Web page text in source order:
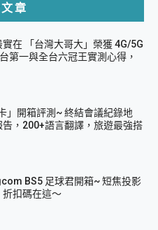
章
在 「台灣大哥大」榮獲 4G/5G
第一與全台六冠王實測心得，
」開箱評測~ 終結會議紀錄地
，200+語言翻譯，旅遊最強搭
BS5 足球君開箱~ 短焦投影
折扣碼在這～